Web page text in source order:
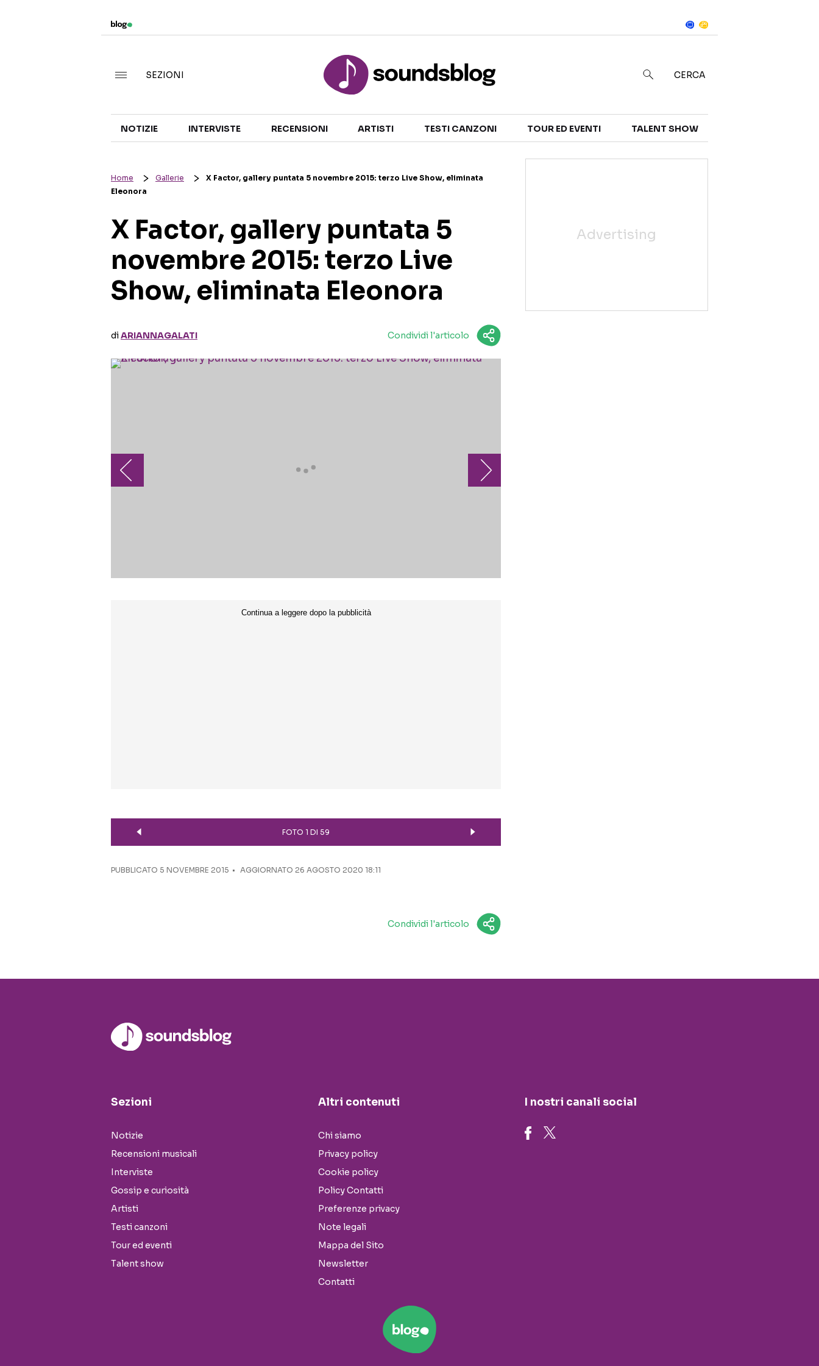
in Notizie
Sezioni
RECENSIONI MUSICALI
TESTI CANZONI
TALENT SHOW
SEZIONI CERCA
NOTIZIE INTERVISTE RECENSIONI ARTISTI TESTI CANZONI TOUR ED EVENTI TALENT SHOW
Home Gallerie
X Factor, gallery puntata 5 novembre 2015: terzo Live Show, eliminata
Eleonora
X Factor, gallery puntata 5
novembre 2015: terzo Live
Show, eliminata Eleonora
diARIANNAGALATI Condividi l'articolo
FOTO 1 DI 59
PUBBLICATO 5 NOVEMBRE 2015 AGGIORNATO 26 AGOSTO 2020 18:11
Condividi l'articolo
Sezioni
Notizie
Recensioni musicali
Interviste
Gossip e curiosità
Artisti
Testi canzoni
Tour ed eventi
Talent show
Altri contenuti
Chi siamo
Privacy policy
Cookie policy
Policy Contatti
Preferenze privacy
Note legali
Mappa del Sito
Newsletter
Contatti
I nostri canali social